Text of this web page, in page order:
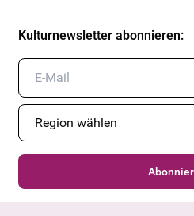
Kulturnewsletter abonnieren: